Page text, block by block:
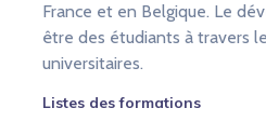
France et en Belgique. Le
être des étudiants à travers
universitaires.
Listes des formations